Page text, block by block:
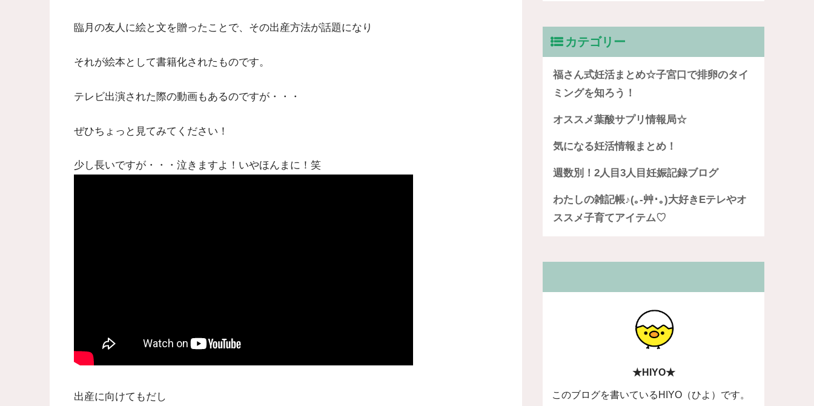
臨月の友人に絵と文を贈ったことで、その出産方法が話題になり
それが絵本として書籍化されたものです。
テレビ出演された際の動画もあるのですが・・・
ぜひちょっと見てみてください！
少し長いですが・・・泣きますよ！いやほんまに！笑
出産に向けてもだし
カテゴリー
福さん式妊活まとめ☆子宮口で排卵のタイ
ミングを知ろう！
オススメ葉酸サプリ情報局☆
気になる妊活情報まとめ！
週数別！2人目3人目妊娠記録ブログ
わたしの雑記帳♪(｡-艸･｡)大好きEテレやオ
ススメ子育てアイテム♡
★HIYO★
このブログを書いているHIYO（ひよ）です。